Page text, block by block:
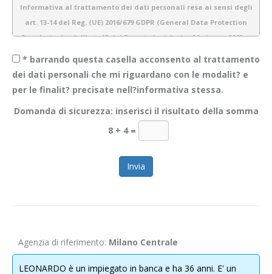
Informativa al trattamento dei dati personali resa ai sensi degli
art. 13-14 del Reg. (UE) 2016/679 GDPR (General Data Protection
Regulation) e dell’art. 13 del Decreto legislativo 30 giugno 2003 n.
1.Introduzione
Obiettivo Incontro S.r.l. è consapevole dell’importanza della protezione
dei dati personali e del rispetto della privacy dei propri utenti. Pertanto
garantiamo sicurezza e riservatezza durante l’elaborazione delle
informazioni personali dei nostri utenti.
informazioni raccolte tramite canali diversi dal presente sito web. Lo
* barrando questa casella acconsento al trattamento
dei dati personali che mi riguardano con le modalit? e
per le finalit? precisate nell?informativa stessa.
Domanda di sicurezza: inserisci il risultato della somma
8 + 4=
Agenzia di riferimento: Milano Centrale
LEONARDO è un impiegato in banca e ha 36 anni. E' un